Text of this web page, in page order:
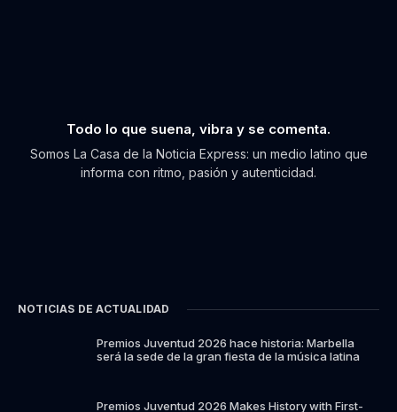
Todo lo que suena, vibra y se comenta.
Somos La Casa de la Noticia Express: un medio latino que
informa con ritmo, pasión y autenticidad.
NOTICIAS DE ACTUALIDAD
Premios Juventud 2026 hace historia: Marbella
será la sede de la gran fiesta de la música latina
Premios Juventud 2026 Makes History with First-